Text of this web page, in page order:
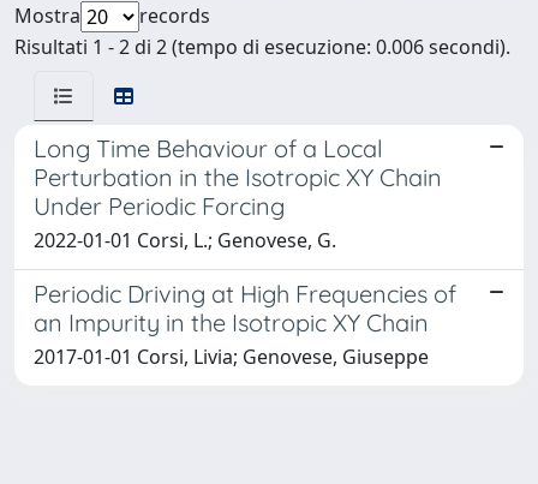
Mostra
records
Risultati 1 - 2 di 2 (tempo di esecuzione: 0.006 secondi).
Long Time Behaviour of a Local
Perturbation in the Isotropic XY Chain
Under Periodic Forcing
2022-01-01 Corsi, L.; Genovese, G.
Periodic Driving at High Frequencies of
an Impurity in the Isotropic XY Chain
2017-01-01 Corsi, Livia; Genovese, Giuseppe